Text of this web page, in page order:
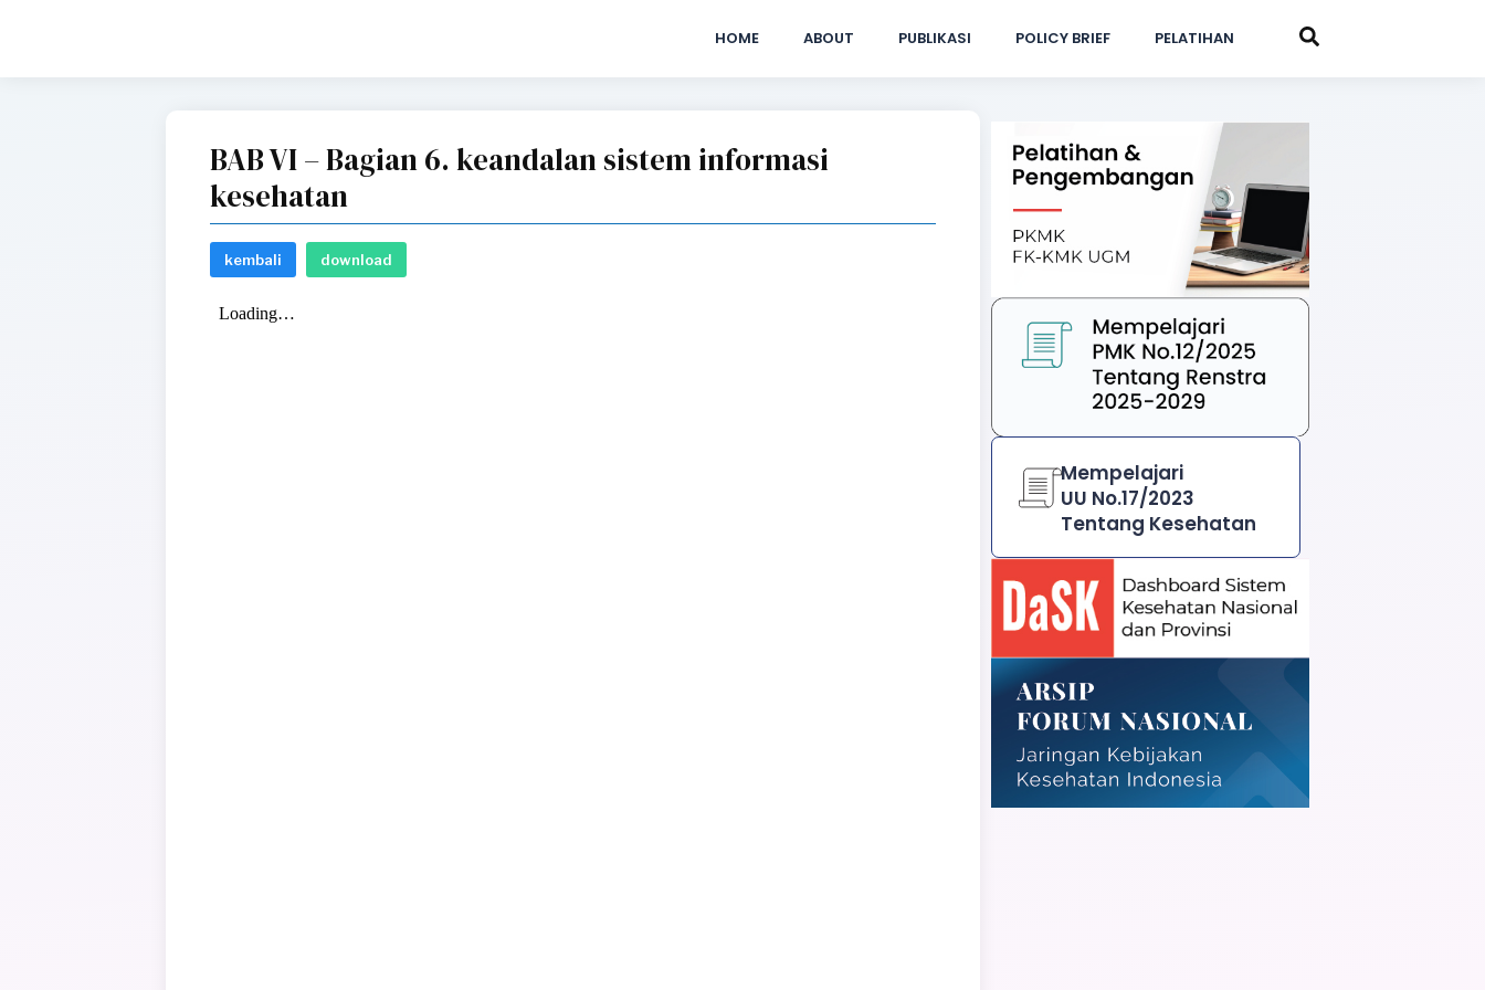
HOME ABOUT PUBLIKASI POLICY BRIEF PELATIHAN
BAB VI – Bagian 6. keandalan sistem informasi
kesehatan
kembali download
Mempelajari
UU No.17/2023
Tentang Kesehatan